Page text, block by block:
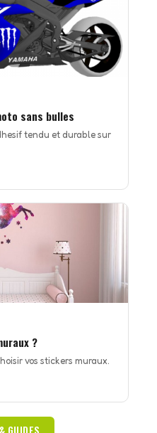
sans bulles
tendu et durable sur
?
vos stickers muraux.
GUIDES